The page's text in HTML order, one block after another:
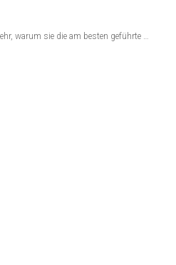
warum sie die am besten geführte …